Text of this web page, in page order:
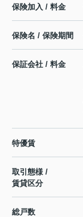
保険加入 / 料金
保険名 / 保険期間
保証会社 / 料金
特優賃
取引態様 /
賃貸区分
総戸数